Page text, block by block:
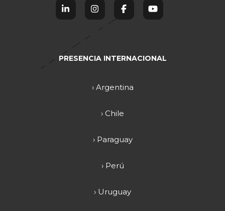
PRESENCIA INTERNACIONAL
› Argentina
› Chile
› Paraguay
› Perú
› Uruguay